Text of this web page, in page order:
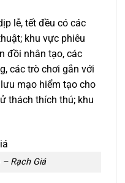
lễ, tết đều có các
khu vực phiêu
đồi nhân tạo, các
các trò chơi gắn với
mạo hiểm tạo cho
thách thích thú; khu
– Rạch Giá